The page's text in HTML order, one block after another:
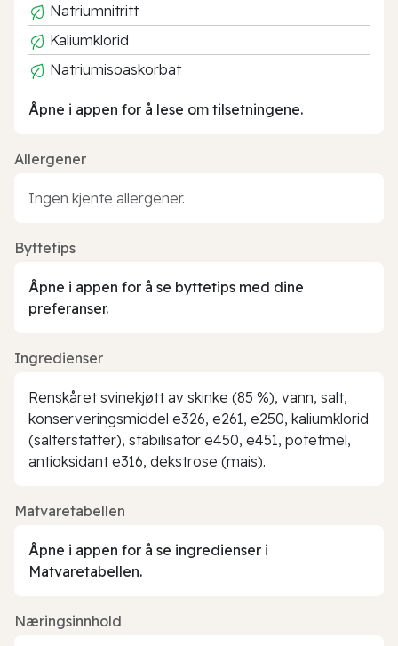
Natriumnitritt
Kaliumklorid
Natriumisoaskorbat
Åpne i appen for å lese om tilsetningene.
Allergener
Ingen kjente allergener.
Byttetips
Åpne i appen for å se byttetips med dine
preferanser.
Ingredienser
Renskåret svinekjøtt av skinke (85 %), vann, salt,
konserveringsmiddel e326, e261, e250, kaliumklorid
(salterstatter), stabilisator e450, e451, potetmel,
antioksidant e316, dekstrose (mais).
Matvaretabellen
Åpne i appen for å se ingredienser i
Matvaretabellen.
Næringsinnhold